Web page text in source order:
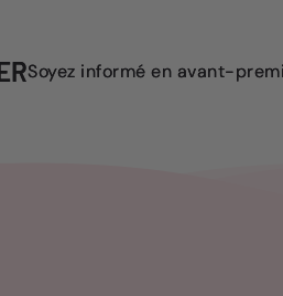
Soyez informé en avant-